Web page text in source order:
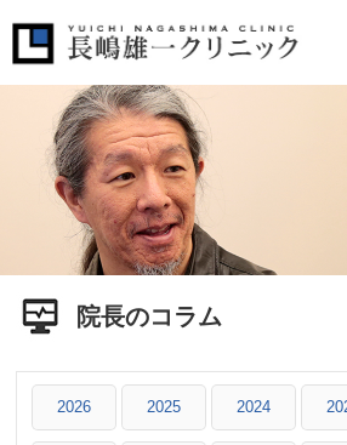
院長のコラム
2026 2025 2024